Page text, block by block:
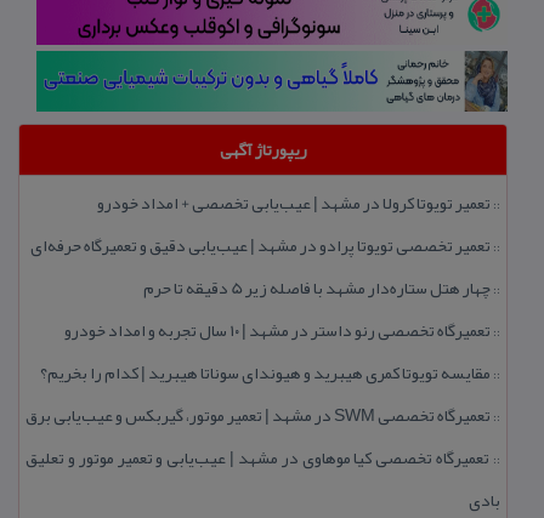
ریپورتاژ آگهی
:: تعمیر تویوتا كرولا در مشهد | عیب‌یابی تخصصی + امداد خودرو
:: تعمیر تخصصی تویوتا پرادو در مشهد | عیب‌یابی دقیق و تعمیرگاه حرفه‌ای
::چهار هتل‌ ستاره‌دار مشهد با فاصله زیر 5 دقیقه تا حرم
:: تعمیرگاه تخصصی رنو داستر در مشهد | ۱۰ سال تجربه و امداد خودرو
:: مقایسه تویوتا كمری هیبرید و هیوندای سوناتا هیبرید | كدام را بخریم؟
:: تعمیرگاه تخصصی SWM در مشهد | تعمیر موتور، گیربكس و عیب‌یابی برق
:: تعمیرگاه تخصصی كیا موهاوی در مشهد | عیب‌یابی و تعمیر موتور و تعلیق
بادی